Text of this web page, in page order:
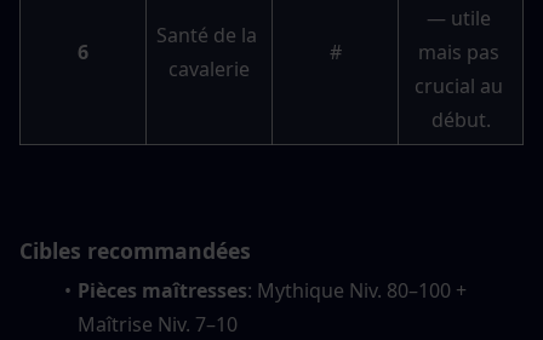
6
Santé de la
cavalerie
#
— utile
mais pas
crucial au
début.
Cibles recommandées
Pièces maîtresses: Mythique Niv. 80–100 +
Maîtrise Niv. 7–10